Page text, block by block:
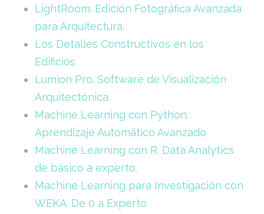
LightRoom. Edición Fotográfica Avanzada
para Arquitectura.
Los Detalles Constructivos en los
Edificios
Lumion Pro. Software de Visualización
Arquitectónica.
Machine Learning con Python.
Aprendizaje Automático Avanzado
Machine Learning con R. Data Analytics
de básico a experto.
Machine Learning para Investigación con
WEKA. De 0 a Experto